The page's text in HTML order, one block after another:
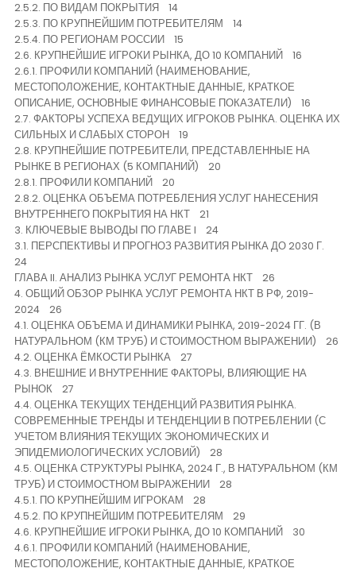
2.5.2. ПО ВИДАМ ПОКРЫТИЯ 14
2.5.3. ПО КРУПНЕЙШИМ ПОТРЕБИТЕЛЯМ 14
2.5.4. ПО РЕГИОНАМ РОССИИ 15
2.6. КРУПНЕЙШИЕ ИГРОКИ РЫНКА, ДО 10 КОМПАНИЙ 16
2.6.1. ПРОФИЛИ КОМПАНИЙ (НАИМЕНОВАНИЕ,
МЕСТОПОЛОЖЕНИЕ, КОНТАКТНЫЕ ДАННЫЕ, КРАТКОЕ
ОПИСАНИЕ, ОСНОВНЫЕ ФИНАНСОВЫЕ ПОКАЗАТЕЛИ) 16
2.7. ФАКТОРЫ УСПЕХА ВЕДУЩИХ ИГРОКОВ РЫНКА. ОЦЕНКА ИХ
СИЛЬНЫХ И СЛАБЫХ СТОРОН 19
2.8. КРУПНЕЙШИЕ ПОТРЕБИТЕЛИ, ПРЕДСТАВЛЕННЫЕ НА
РЫНКЕ В РЕГИОНАХ (5 КОМПАНИЙ) 20
2.8.1. ПРОФИЛИ КОМПАНИЙ 20
2.8.2. ОЦЕНКА ОБЪЕМА ПОТРЕБЛЕНИЯ УСЛУГ НАНЕСЕНИЯ
ВНУТРЕННЕГО ПОКРЫТИЯ НА НКТ 21
3. КЛЮЧЕВЫЕ ВЫВОДЫ ПО ГЛАВЕ I 24
3.1. ПЕРСПЕКТИВЫ И ПРОГНОЗ РАЗВИТИЯ РЫНКА ДО 2030 Г.
24
ГЛАВА II. АНАЛИЗ РЫНКА УСЛУГ РЕМОНТА НКТ 26
4. ОБЩИЙ ОБЗОР РЫНКА УСЛУГ РЕМОНТА НКТ В РФ, 2019-
2024 26
4.1. ОЦЕНКА ОБЪЕМА И ДИНАМИКИ РЫНКА, 2019-2024 ГГ. (В
НАТУРАЛЬНОМ (КМ ТРУБ) И СТОИМОСТНОМ ВЫРАЖЕНИИ) 26
4.2. ОЦЕНКА ЁМКОСТИ РЫНКА 27
4.3. ВНЕШНИЕ И ВНУТРЕННИЕ ФАКТОРЫ, ВЛИЯЮЩИЕ НА
РЫНОК 27
4.4. ОЦЕНКА ТЕКУЩИХ ТЕНДЕНЦИЙ РАЗВИТИЯ РЫНКА.
СОВРЕМЕННЫЕ ТРЕНДЫ И ТЕНДЕНЦИИ В ПОТРЕБЛЕНИИ (С
УЧЕТОМ ВЛИЯНИЯ ТЕКУЩИХ ЭКОНОМИЧЕСКИХ И
ЭПИДЕМИОЛОГИЧЕСКИХ УСЛОВИЙ) 28
4.5. ОЦЕНКА СТРУКТУРЫ РЫНКА, 2024 Г., В НАТУРАЛЬНОМ (КМ
ТРУБ) И СТОИМОСТНОМ ВЫРАЖЕНИИ 28
4.5.1. ПО КРУПНЕЙШИМ ИГРОКАМ 28
4.5.2. ПО КРУПНЕЙШИМ ПОТРЕБИТЕЛЯМ 29
4.6. КРУПНЕЙШИЕ ИГРОКИ РЫНКА, ДО 10 КОМПАНИЙ 30
4.6.1. ПРОФИЛИ КОМПАНИЙ (НАИМЕНОВАНИЕ,
МЕСТОПОЛОЖЕНИЕ, КОНТАКТНЫЕ ДАННЫЕ, КРАТКОЕ